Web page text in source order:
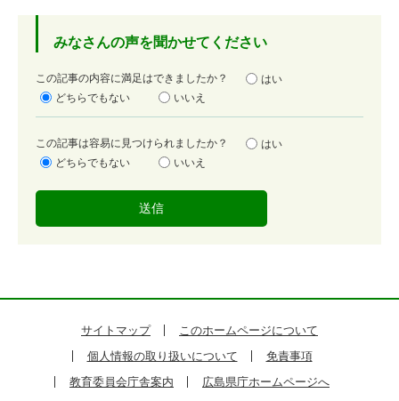
みなさんの声を聞かせてください
満
足
この記事の内容に満足はできましたか？
はい
どちらでもない
いいえ
容
易
この記事は容易に見つけられましたか？
はい
どちらでもない
いいえ
サイトマップ
このホームページについて
個人情報の取り扱いについて
免責事項
教育委員会庁舎案内
広島県庁ホームページへ